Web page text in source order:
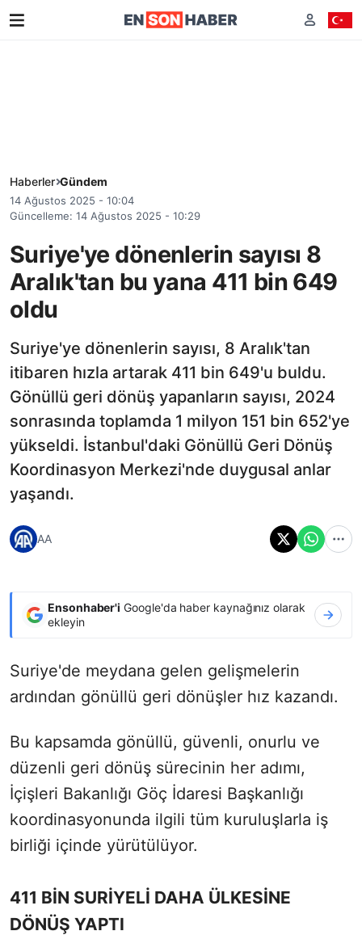
Haberler Gündem
14 Ağustos 2025 - 10:04
Güncelleme: 14 Ağustos 2025 - 10:29
Suriye'ye dönenlerin sayısı 8
Aralık'tan bu yana 411 bin 649
oldu
Suriye'ye dönenlerin sayısı, 8 Aralık'tan
itibaren hızla artarak 411 bin 649'u buldu.
Gönüllü geri dönüş yapanların sayısı, 2024
sonrasında toplamda 1 milyon 151 bin 652'ye
yükseldi. İstanbul'daki Gönüllü Geri Dönüş
Koordinasyon Merkezi'nde duygusal anlar
yaşandı.
AA
Ensonhaber'i Google'da haber kaynağınız olarak
ekleyin
Suriye'de meydana gelen gelişmelerin
ardından gönüllü geri dönüşler hız kazandı.
Bu kapsamda gönüllü, güvenli, onurlu ve
düzenli geri dönüş sürecinin her adımı,
İçişleri Bakanlığı Göç İdaresi Başkanlığı
koordinasyonunda ilgili tüm kuruluşlarla iş
birliği içinde yürütülüyor.
411 BİN SURİYELİ DAHA ÜLKESİNE
DÖNÜŞ YAPTI